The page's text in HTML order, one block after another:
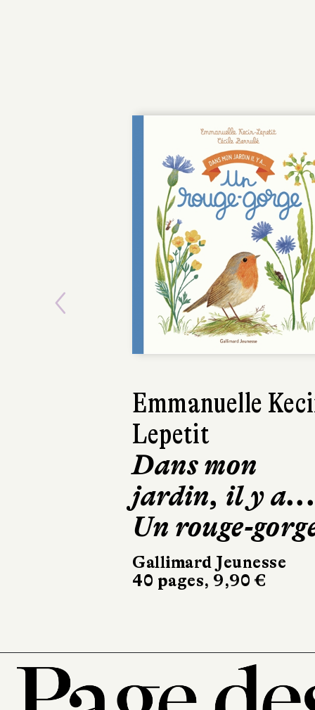
Emmanuelle
Lepetit
Dans mon
jardin, il y
Un rouge-
Gallimard Jeunesse
40 pages, 9,90 €
Previous